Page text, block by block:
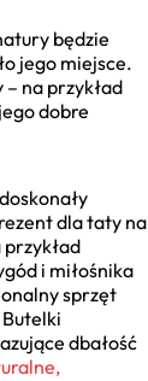
będzie
jego miejsce.
na przykład
dobre
dla taty na
i miłośnika
sprzęt
dbałość